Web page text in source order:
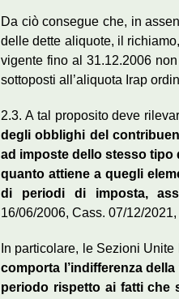
Da ciò consegue che, in
delle dette aliquote, il
vigente fino al 31.12.2006
sottoposti all’aliquota Irap
2.3. A tal proposito deve
degli obblighi del
ad imposte dello stesso tipo
quanto attiene a quegli
di periodi di imposta,
16/06/2006, Cass. 07/12/
In particolare, le Sezioni
comporta l’indifferenza
periodo rispetto ai fatti che